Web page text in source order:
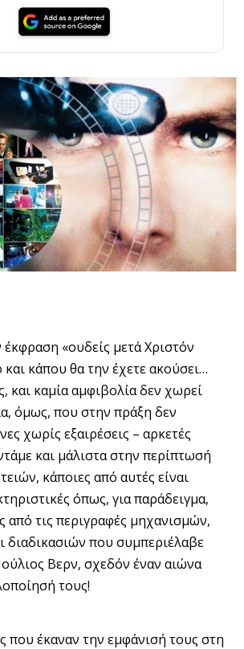
«ουδείς μετά Χριστόν
κάπου θα την έχετε ακούσει…
και καμία αμφιβολία δεν χωρεί
όμως, που στην πράξη δεν
χωρίς εξαιρέσεις – αρκετές
και μάλιστα στην περίπτωσή
κάποιες από αυτές είναι
όπως, για παράδειγμα,
από τις περιγραφές μηχανισμών,
διαδικασιών που συμπεριέλαβε
Βερν, σχεδόν έναν αιώνα
τους!
που έκαναν την εμφάνισή τους στη